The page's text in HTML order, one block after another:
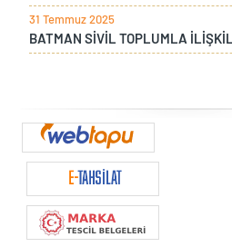
31 Temmuz 2025